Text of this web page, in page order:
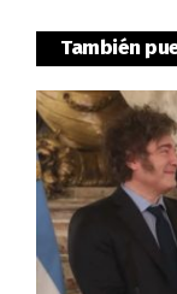
También